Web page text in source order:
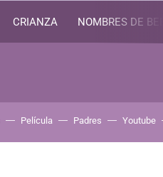
CRIANZA NOMBRES DE
Película Padres Youtube